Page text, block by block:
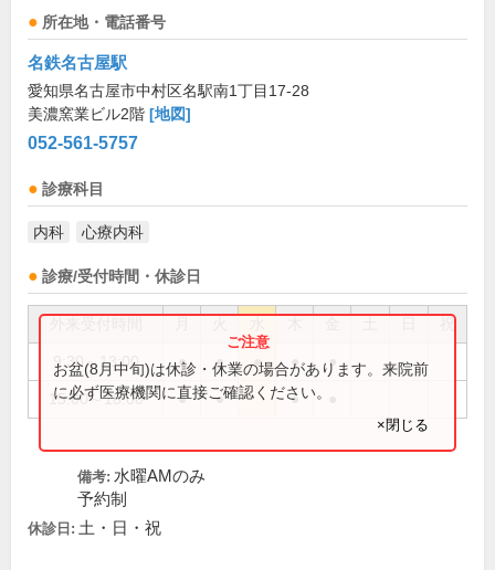
所在地・電話番号
名鉄名古屋駅
愛知県名古屋市中村区名駅南1丁目17-28
美濃窯業ビル2階 [地図]
052-561-5757
診療科目
内科 心療内科
診療/受付時間・休診日
祝
9:30～13:00 ● ● ● ● ●
15:00～18:00 ● ● ●
お盆(8月中旬)は休診・休業の場合があります。来院前
に必ず医療機関に直接ご確認ください。
×閉じる
備考: 水曜AMのみ
予約制
休診日: 土・日・祝